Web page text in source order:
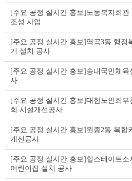
이
블[주요 공정 실시간 홍보]노동복지회관
조성 사업
[주요 공정 실시간 홍보]역곡3동 행정
기 설치 공사
[주요 공정 실시간 홍보]송내국민체육
사
[주요 공정 실시간 홍보]대한노인회부
회 시설개선공사
[주요 공정 실시간 홍보]원종2동 복합
개선공사
[주요 공정 실시간 홍보]힐스테이트소
어린이집 설치 공사